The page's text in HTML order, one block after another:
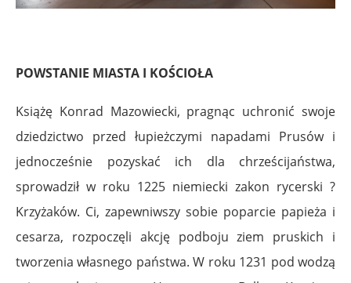
POWSTANIE MIASTA I KOŚCIOŁA
Książę Konrad Mazowiecki, pragnąc uchronić swoje
dziedzictwo przed łupieżczymi napadami Prusów i
jednocześnie pozyskać ich dla chrześcijaństwa,
sprowadził w roku 1225 niemiecki zakon rycerski ?
Krzyżaków. Ci, zapewniwszy sobie poparcie papieża i
cesarza, rozpoczęli akcję podboju ziem pruskich i
tworzenia własnego państwa. W roku 1231 pod wodzą